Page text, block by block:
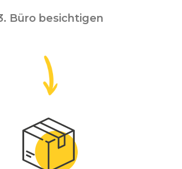
Büro besichtigen